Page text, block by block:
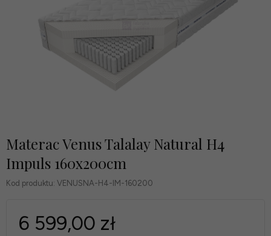
Materac Venus Talalay Natural H4
Impuls 160x200cm
Kod produktu: VENUSNA-H4-IM-160200
6 599,00 zł